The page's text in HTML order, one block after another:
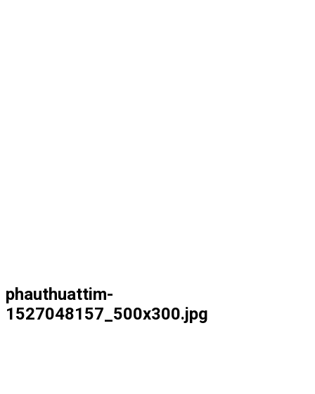
phauthuattim-
1527048157_500x300.jpg